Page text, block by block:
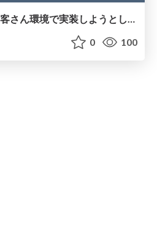
CUR×QuickSightをお客さん環境で実装しようとしたら色々つまづいた話
0 100